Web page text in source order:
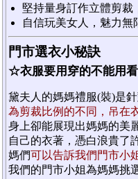
堅持量身訂作立體剪裁
自信玩美女人，魅力無
門市選衣小秘訣
☆衣服要用穿的不能用
黛夫人的媽媽禮服(裝)是
為剪裁比例的不同，吊在
身上卻能展現出媽媽的美
自己的衣著，憑白浪貴了
媽們可以告訴我們門市小
我們的門市小姐為媽媽挑